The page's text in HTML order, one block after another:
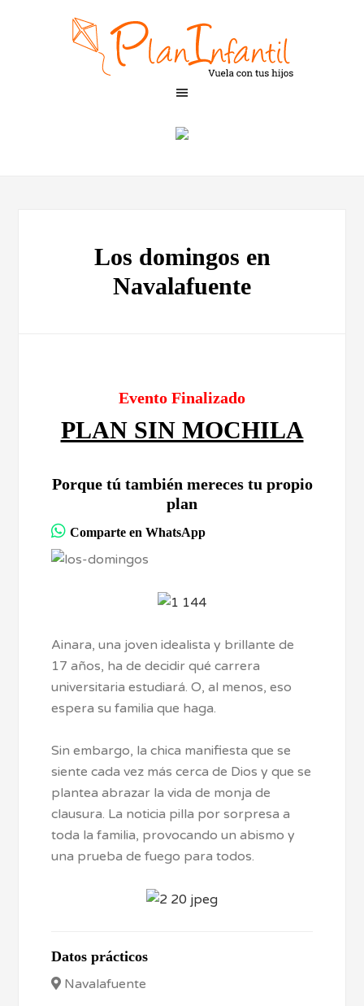
Los domingos en
Navalafuente
Evento Finalizado
PLAN SIN MOCHILA
Porque tú también mereces tu propio
plan
Comparte en WhatsApp
Ainara, una joven idealista y brillante de
17 años, ha de decidir qué carrera
universitaria estudiará. O, al menos, eso
espera su familia que haga.
Sin embargo, la chica manifiesta que se
siente cada vez más cerca de Dios y que se
plantea abrazar la vida de monja de
clausura. La noticia pilla por sorpresa a
toda la familia, provocando un abismo y
una prueba de fuego para todos.
Datos prácticos
Navalafuente